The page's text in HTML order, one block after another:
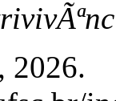
2026.